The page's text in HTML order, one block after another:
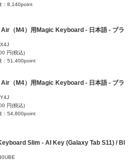
：8,140point
（M4）用Magic Keyboard - 日本語 - ブラ
円(税込)
：51,400point
（M4）用Magic Keyboard - 日本語 - ブラ
円(税込)
：54,800point
Slim - AI Key (Galaxy Tab S11) / Bl